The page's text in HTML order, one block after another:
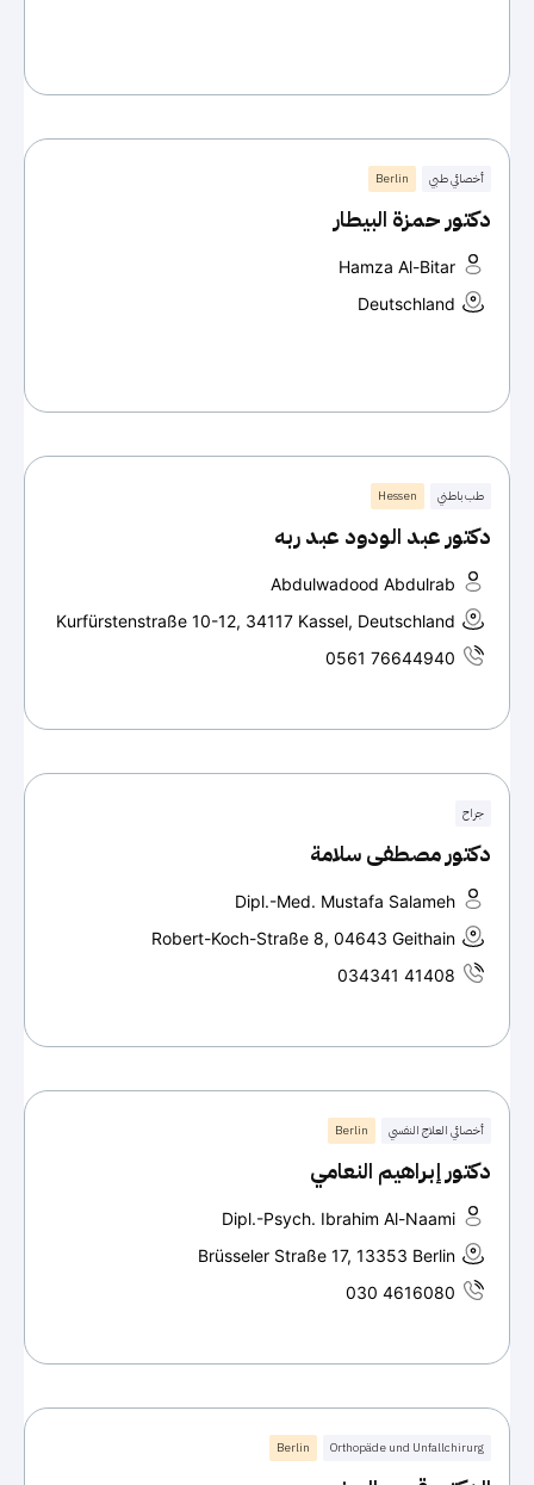
أخصائي طبي Berlin
دكتور حمزة البيطار
Hamza Al-Bitar
Deutschland
طب باطني Hessen
دكتور عبد الودود عبد ربه
Abdulwadood Abdulrab
Kurfürstenstraße 10-12, 34117 Kassel, Deutschland
0561 76644940
جراح
دكتور مصطفى سلامة
Dipl.-Med. Mustafa Salameh
Robert-Koch-Straße 8, 04643 Geithain
034341 41408
أخصائي العلاج النفسي Berlin
دكتور إبراهيم النعامي
Dipl.-Psych. Ibrahim Al-Naami
Brüsseler Straße 17, 13353 Berlin
030 4616080
Orthopäde und Unfallchirurg
Berlin